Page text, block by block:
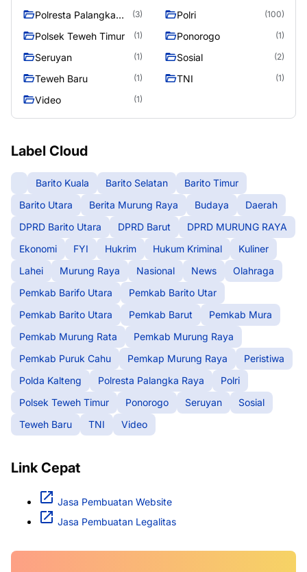
Polresta Palangka
(3) Polri (100)
Polsek Teweh Timur (1) Ponorogo (1)
Seruyan (1) Sosial (2)
Teweh Baru (1) TNI (1)
Video (1)
Label Cloud
Barito Kuala Barito Selatan
Barito Timur
Barito Utara
Berita Murung Raya Budaya
Daerah
DPRD Barito Utara
DPRD Barut
DPRD MURUNG RAYA
Ekonomi
FYI Hukrim Hukum Kriminal
Kuliner
Lahei
Murung Raya Nasional News
Olahraga
Pemkab Barifo Utara
Pemkab Barito Utar
Pemkab Barito Utara
Pemkab Barut
Pemkab Mura
Pemkab Murung Rata
Pemkab Murung Raya
Pemkab Puruk Cahu
Pemkap Murung Raya
Peristiwa
Polda Kalteng
Polresta Palangka Raya
Polri
Polsek Teweh Timur
Ponorogo Seruyan
Sosial
Teweh Baru
TNI Video
Link Cepat
Jasa Pembuatan Website
Jasa Pembuatan Legalitas